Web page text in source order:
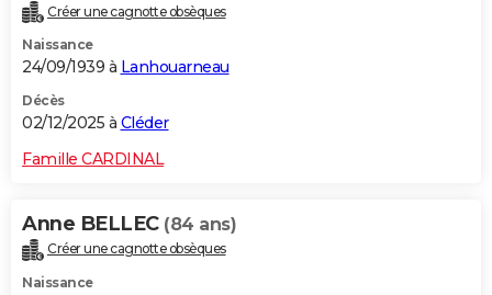
Créer une cagnotte obsèques
Naissance
24/09/1939 à Lanhouarneau
Décès
02/12/2025 à Cléder
Famille CARDINAL
Anne BELLEC (84 ans)
Créer une cagnotte obsèques
Naissance